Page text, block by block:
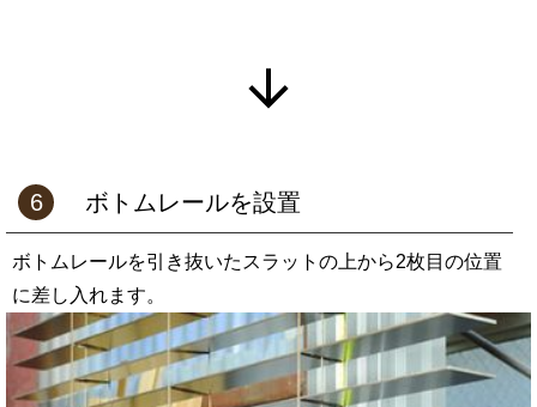
6 ボトムレールを設置
ボトムレールを引き抜いたスラットの上から2枚目の位置
に差し入れます。